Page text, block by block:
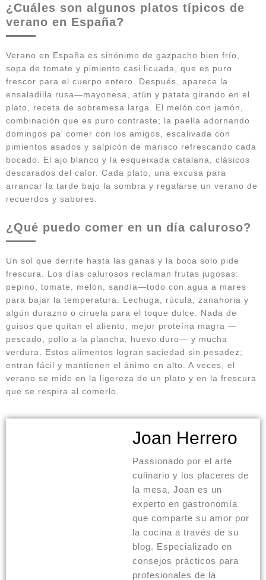
¿Cuáles son algunos platos típicos de
verano en España?
Verano en España es sinónimo de gazpacho bien frío,
sopa de tomate y pimiento casi licuada, que es puro
frescor para el cuerpo entero. Después, aparece la
ensaladilla rusa—mayonesa, atún y patata girando en el
plato, receta de sobremesa larga. El melón con jamón,
combinación que es puro contraste; la paella adornando
domingos pa’ comer con los amigos, escalivada con
pimientos asados y salpicón de marisco refrescando cada
bocado. El ajo blanco y la esqueixada catalana, clásicos
descarados del calor. Cada plato, una excusa para
arrancar la tarde bajo la sombra y regalarse un verano de
recuerdos y sabores.
¿Qué puedo comer en un día caluroso?
Un sol que derrite hasta las ganas y la boca solo pide
frescura. Los días calurosos reclaman frutas jugosas:
pepino, tomate, melón, sandía—todo con agua a mares
para bajar la temperatura. Lechuga, rúcula, zanahoria y
algún durazno o ciruela para el toque dulce. Nada de
guisos que quitan el aliento, mejor proteína magra —
pescado, pollo a la plancha, huevo duro— y mucha
verdura. Estos alimentos logran saciedad sin pesadez;
entran fácil y mantienen el ánimo en alto. A veces, el
verano se mide en la ligereza de un plato y en la frescura
que se respira al comerlo.
Joan Herrero
Passionado por el arte
culinario y los placeres de
la mesa, Joan es un
experto en gastronomía
que comparte su amor por
la cocina a través de su
blog. Especializado en
consejos prácticos para
profesionales de la